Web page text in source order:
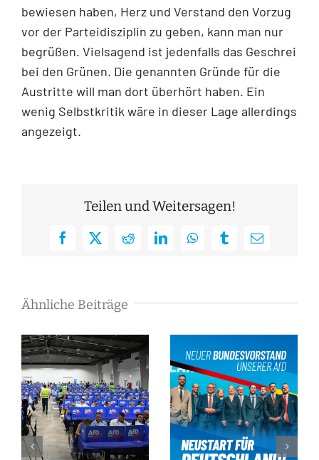
bewiesen haben, Herz und Verstand den Vorzug
vor der Parteidisziplin zu geben, kann man nur
begrüßen. Vielsagend ist jedenfalls das Geschrei
bei den Grünen. Die genannten Gründe für die
Austritte will man dort überhört haben. Ein
wenig Selbstkritik wäre in dieser Lage allerdings
angezeigt.
Teilen und Weitersagen!
Facebook
X RedditLinkedInWhatsAppTumblrE-
Ähnliche Beiträge